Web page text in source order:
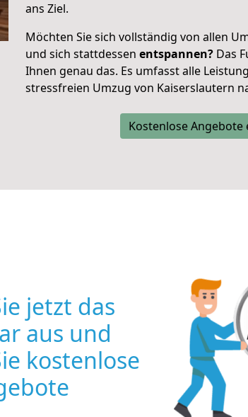
ans Ziel.
Möchten Sie sich vollständig von allen
und sich stattdessen entspannen? Das
Ihnen genau das. Es umfasst alle
stressfreien Umzug von Kaiserslautern
Kostenlose Angebote
jetzt das
aus und
kostenlose